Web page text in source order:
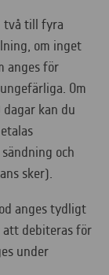
till fyra
om inget
anges för
Om
kan du
och
sker).
anges tydligt
att debiteras för
under